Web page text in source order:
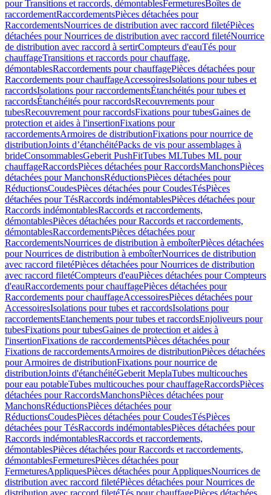
pour Transitions et raccords, démontablesFermeturesBoîtes de
raccordementRaccordementsPièces détachées pour
RaccordementsNourrices de distribution avec raccord filetéPièces
détachées pour Nourrices de distribution avec raccord filetéNourrice
de distribution avec raccord à sertirCompteurs d'eauTés pour
chauffageTransitions et raccords pour chauffage,
démontablesRaccordements pour chauffagePièces détachées pour
Raccordements pour chauffageAccessoiresIsolations pour tubes et
raccordsIsolations pour raccordementsÉtanchéités pour tubes et
raccordsÉtanchéités pour raccordsRecouvrements pour
tubesRecouvrement pour raccordsFixations pour tubesGaines de
protection et aides à l'insertionFixations pour
raccordementsArmoires de distributionFixations pour nourrice de
distributionJoints d’étanchéitéPacks de vis pour assemblages à
brideConsommablesGeberit PushFitTubes MLTubes ML pour
chauffageRaccordsPièces détachées pour RaccordsManchonsPièces
détachées pour ManchonsRéductionsPièces détachées pour
RéductionsCoudesPièces détachées pour CoudesTésPièces
détachées pour TésRaccords indémontablesPièces détachées pour
Raccords indémontablesRaccords et raccordements,
démontablesPièces détachées pour Raccords et raccordements,
démontablesRaccordementsPièces détachées pour
RaccordementsNourrices de distribution à emboîterPièces détachées
pour Nourrices de distribution à emboîterNourrices de distribution
avec raccord filetéPièces détachées pour Nourrices de distribution
avec raccord filetéCompteurs d'eauPièces détachées pour Compteurs
d'eauRaccordements pour chauffagePièces détachées pour
Raccordements pour chauffageAccessoiresPièces détachées pour
AccessoiresIsolations pour tubes et raccordsIsolations pour
raccordementsEtanchements pour tubes et raccordsEnjoliveurs pour
tubesFixations pour tubesGaines de protection et aides à
l'insertionFixations de raccordementsPièces détachées pour
Fixations de raccordementsArmoires de distributionPièces détachées
pour Armoires de distributionFixations pour nourrice de
distributionJoints d'étanchéitéGeberit MeplaTubes multicouches
pour eau potableTubes multicouches pour chauffageRaccordsPièces
détachées pour RaccordsManchonsPièces détachées pour
ManchonsRéductionsPièces détachées pour
RéductionsCoudesPièces détachées pour CoudesTésPièces
détachées pour TésRaccords indémontablesPièces détachées pour
Raccords indémontablesRaccords et raccordements,
démontablesPièces détachées pour Raccords et raccordements,
démontablesFermeturesPièces détachées pour
FermeturesAppliquesPièces détachées pour AppliquesNourrices de
distribution avec raccord filetéPièces détachées pour Nourrices de
distribution avec raccord filetéTés pour chauffagePièces détachées